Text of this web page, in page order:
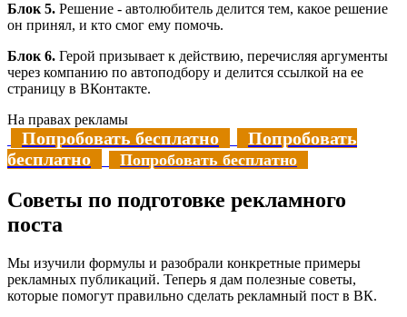
Блок 5. Решение - автолюбитель делится тем, какое решение
он принял, и кто смог ему помочь.
Блок 6. Герой призывает к действию, перечисляя аргументы
через компанию по автоподбору и делится ссылкой на ее
страницу в ВКонтакте.
На правах рекламы
Попробовать бесплатно
Попробовать
бесплатно
Попробовать бесплатно
Советы по подготовке рекламного
поста
Мы изучили формулы и разобрали конкретные примеры
рекламных публикаций. Теперь я дам полезные советы,
которые помогут правильно сделать рекламный пост в ВК.